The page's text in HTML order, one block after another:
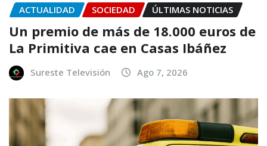
ACTUALIDAD SOCIEDAD ÚLTIMAS NOTICIAS
Un premio de más de 18.000 euros de
La Primitiva cae en Casas Ibáñez
Sureste Televisión Ago 7, 2026